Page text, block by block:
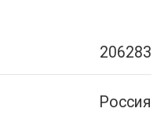
206283
Россия